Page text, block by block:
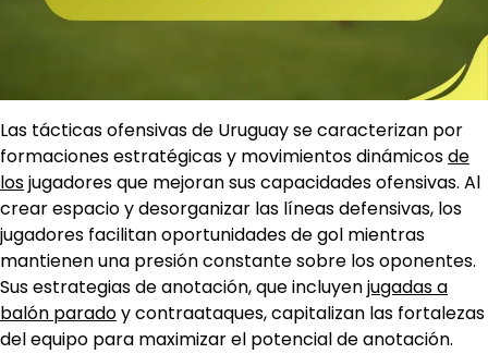
Las tácticas ofensivas de Uruguay se caracterizan por
formaciones estratégicas y movimientos dinámicosde
losjugadores que mejoran sus capacidades ofensivas. Al
crear espacio y desorganizar las líneas defensivas, los
jugadores facilitan oportunidades de gol mientras
mantienen una presión constante sobre los oponentes.
Sus estrategias de anotación, que incluyenjugadas a
balón paradoy contraataques, capitalizan las fortalezas
del equipo para maximizar el potencial de anotación.